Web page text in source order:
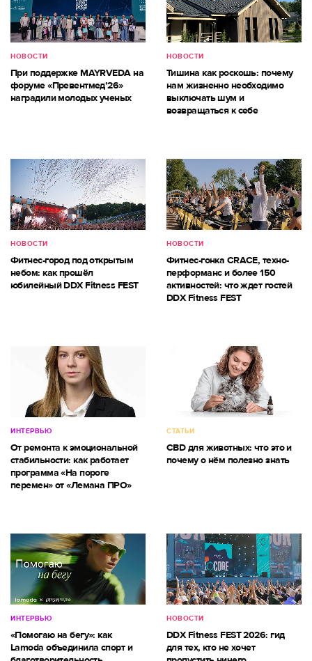
НОВОСТИ
При поддержке MAYRVEDA на
форуме «Превентмед’26»
наградили молодых ученых
НОВОСТИ
Тишина как роскошь: почему
нам жизненно необходимо
выключать шум и
возвращаться к себе
НОВОСТИ
Фитнес-город под открытым
небом: как прошёл
юбилейный DDX Fitness FEST
НОВОСТИ
Фитнес-гонка CRACE, техно-
перформанс и более 150
активностей: что ждет гостей
DDX Fitness FEST
ИНТЕРВЬЮ
От ремонта к эмоциональной
стабильности: как работает
программа «На пороге
перемен» от «Лемана ПРО»
СТАТЬИ
CBD для животных: что это и
почему о нём полезно знать
ИНТЕРВЬЮ
«Помогаю на бегу»: как
Lamoda объединила спорт и
НОВОСТИ
DDX Fitness FEST 2026: гид
для тех, кто не хочет